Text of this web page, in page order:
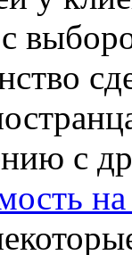
с
с